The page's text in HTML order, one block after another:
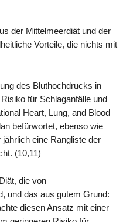
der Mittelmeerdiät und der
Vorteile, die nichts mit
des Bluthochdrucks in
für Schlaganfälle und
Heart, Lung, and Blood
befürwortet, ebenso wie
eine Rangliste der
(10,11)
die von
und das aus gutem Grund:
diesen Ansatz mit einer